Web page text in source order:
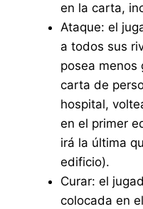
en la carta,
Ataque: el
a todos sus
posea menos
carta de
hospital,
en el primer
irá la última
edificio).
Curar: el
colocada en